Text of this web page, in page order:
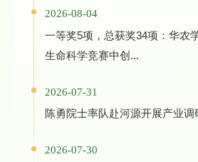
2026-08-04
一等奖5项，总获奖34项：华农
生命科学竞赛中创...
2026-07-31
陈勇院士率队赴河源开展产业调
2026-07-30